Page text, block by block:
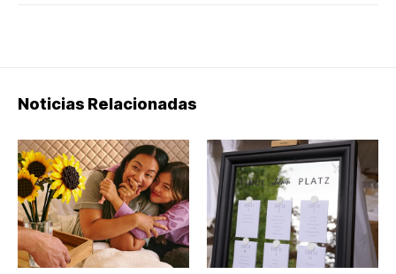
Noticias Relacionadas